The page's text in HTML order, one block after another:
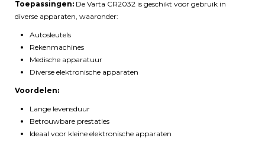
Toepassingen: De Varta CR2032 is geschikt voor gebruik in
diverse apparaten, waaronder:
Autosleutels
Rekenmachines
Medische apparatuur
Diverse elektronische apparaten
Voordelen:
Lange levensduur
Betrouwbare prestaties
Ideaal voor kleine elektronische apparaten